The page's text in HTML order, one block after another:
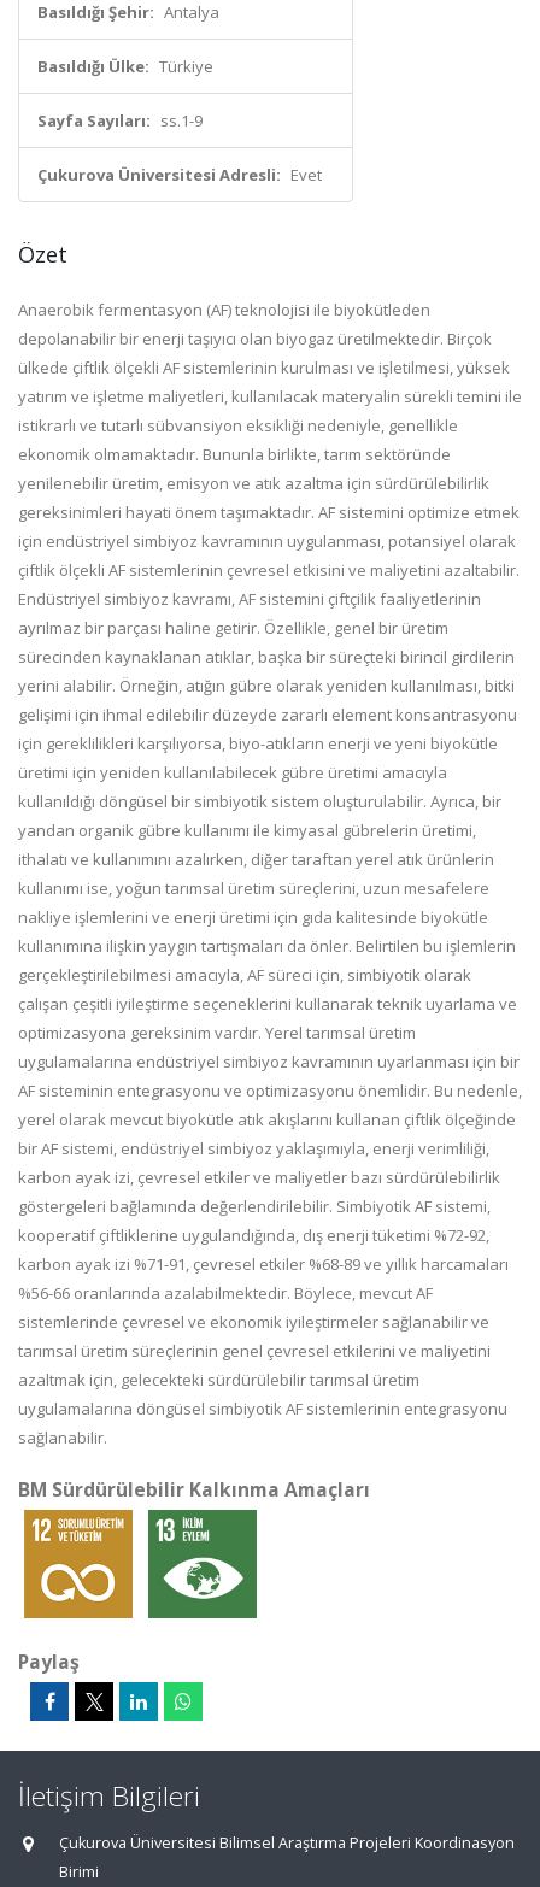
Basıldığı Şehir: Antalya
Basıldığı Ülke: Türkiye
Sayfa Sayıları: ss.1-9
Çukurova Üniversitesi Adresli: Evet
Özet
Anaerobik fermentasyon (AF) teknolojisi ile biyokütleden
depolanabilir bir enerji taşıyıcı olan biyogaz üretilmektedir. Birçok
ülkede çiftlik ölçekli AF sistemlerinin kurulması ve işletilmesi, yüksek
yatırım ve işletme maliyetleri, kullanılacak materyalin sürekli temini ile
istikrarlı ve tutarlı sübvansiyon eksikliği nedeniyle, genellikle
ekonomik olmamaktadır. Bununla birlikte, tarım sektöründe
yenilenebilir üretim, emisyon ve atık azaltma için sürdürülebilirlik
gereksinimleri hayati önem taşımaktadır. AF sistemini optimize etmek
için endüstriyel simbiyoz kavramının uygulanması, potansiyel olarak
çiftlik ölçekli AF sistemlerinin çevresel etkisini ve maliyetini azaltabilir.
Endüstriyel simbiyoz kavramı, AF sistemini çiftçilik faaliyetlerinin
ayrılmaz bir parçası haline getirir. Özellikle, genel bir üretim
sürecinden kaynaklanan atıklar, başka bir süreçteki birincil girdilerin
yerini alabilir. Örneğin, atığın gübre olarak yeniden kullanılması, bitki
gelişimi için ihmal edilebilir düzeyde zararlı element konsantrasyonu
için gereklilikleri karşılıyorsa, biyo-atıkların enerji ve yeni biyokütle
üretimi için yeniden kullanılabilecek gübre üretimi amacıyla
kullanıldığı döngüsel bir simbiyotik sistem oluşturulabilir. Ayrıca, bir
yandan organik gübre kullanımı ile kimyasal gübrelerin üretimi,
ithalatı ve kullanımını azalırken, diğer taraftan yerel atık ürünlerin
kullanımı ise, yoğun tarımsal üretim süreçlerini, uzun mesafelere
nakliye işlemlerini ve enerji üretimi için gıda kalitesinde biyokütle
kullanımına ilişkin yaygın tartışmaları da önler. Belirtilen bu işlemlerin
gerçekleştirilebilmesi amacıyla, AF süreci için, simbiyotik olarak
çalışan çeşitli iyileştirme seçeneklerini kullanarak teknik uyarlama ve
optimizasyona gereksinim vardır. Yerel tarımsal üretim
uygulamalarına endüstriyel simbiyoz kavramının uyarlanması için bir
AF sisteminin entegrasyonu ve optimizasyonu önemlidir. Bu nedenle,
yerel olarak mevcut biyokütle atık akışlarını kullanan çiftlik ölçeğinde
bir AF sistemi, endüstriyel simbiyoz yaklaşımıyla, enerji verimliliği,
karbon ayak izi, çevresel etkiler ve maliyetler bazı sürdürülebilirlik
göstergeleri bağlamında değerlendirilebilir. Simbiyotik AF sistemi,
kooperatif çiftliklerine uygulandığında, dış enerji tüketimi %72-92,
karbon ayak izi %71-91, çevresel etkiler %68-89 ve yıllık harcamaları
%56-66 oranlarında azalabilmektedir. Böylece, mevcut AF
sistemlerinde çevresel ve ekonomik iyileştirmeler sağlanabilir ve
tarımsal üretim süreçlerinin genel çevresel etkilerini ve maliyetini
azaltmak için, gelecekteki sürdürülebilir tarımsal üretim
uygulamalarına döngüsel simbiyotik AF sistemlerinin entegrasyonu
sağlanabilir.
BM Sürdürülebilir Kalkınma Amaçları
Paylaş
İletişim Bilgileri
Çukurova Üniversitesi Bilimsel Araştırma Projeleri Koordinasyon
Birimi